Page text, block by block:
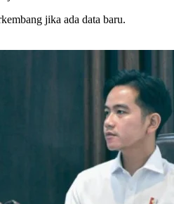
jika ada data baru.